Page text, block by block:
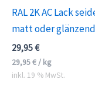
RAL 2K AC Lack
matt oder
29,95€
29,95€ / kg
inkl. 19 % MwSt.